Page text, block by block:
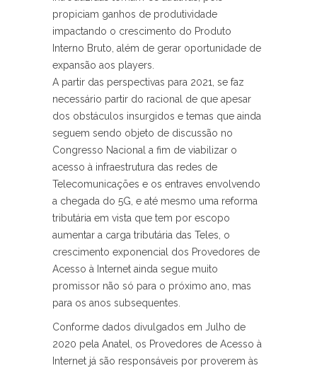
propiciam ganhos de produtividade
impactando o crescimento do Produto
Interno Bruto, além de gerar oportunidade de
expansão aos players.
A partir das perspectivas para 2021, se faz
necessário partir do racional de que apesar
dos obstáculos insurgidos e temas que ainda
seguem sendo objeto de discussão no
Congresso Nacional a fim de viabilizar o
acesso à infraestrutura das redes de
Telecomunicações e os entraves envolvendo
a chegada do 5G, e até mesmo uma reforma
tributária em vista que tem por escopo
aumentar a carga tributária das Teles, o
crescimento exponencial dos Provedores de
Acesso à Internet ainda segue muito
promissor não só para o próximo ano, mas
para os anos subsequentes.
Conforme dados divulgados em Julho de
2020 pela Anatel, os Provedores de Acesso à
Internet já são responsáveis por proverem às